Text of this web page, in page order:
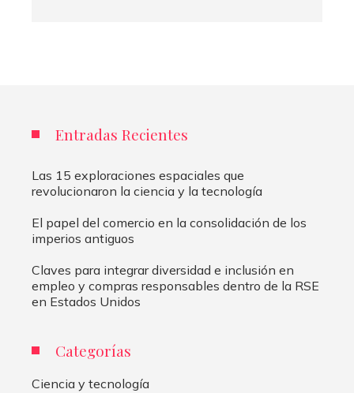
Entradas Recientes
Las 15 exploraciones espaciales que
revolucionaron la ciencia y la tecnología
El papel del comercio en la consolidación de los
imperios antiguos
Claves para integrar diversidad e inclusión en
empleo y compras responsables dentro de la RSE
en Estados Unidos
Categorías
Ciencia y tecnología